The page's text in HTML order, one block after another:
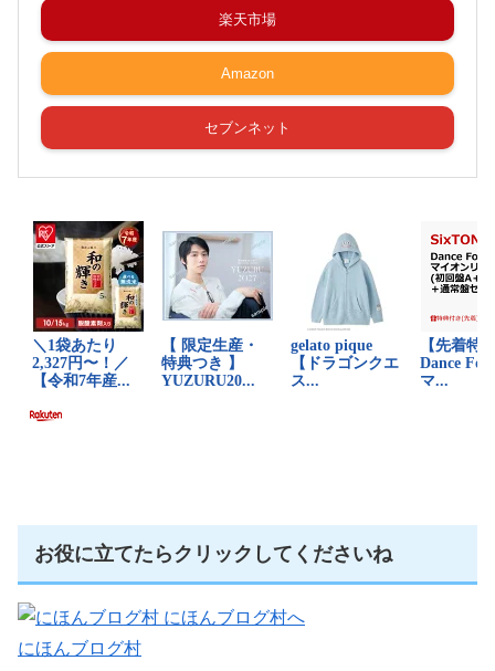
楽天市場
Amazon
セブンネット
お役に立てたらクリックしてくださいね
にほんブログ村